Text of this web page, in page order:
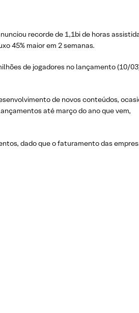
recorde de 1,1bi de horas
45% maior em 2 semanas.
de jogadores no lançamento (10/
de novos conteúdos,
até março do ano que vem,
dado que o faturamento das